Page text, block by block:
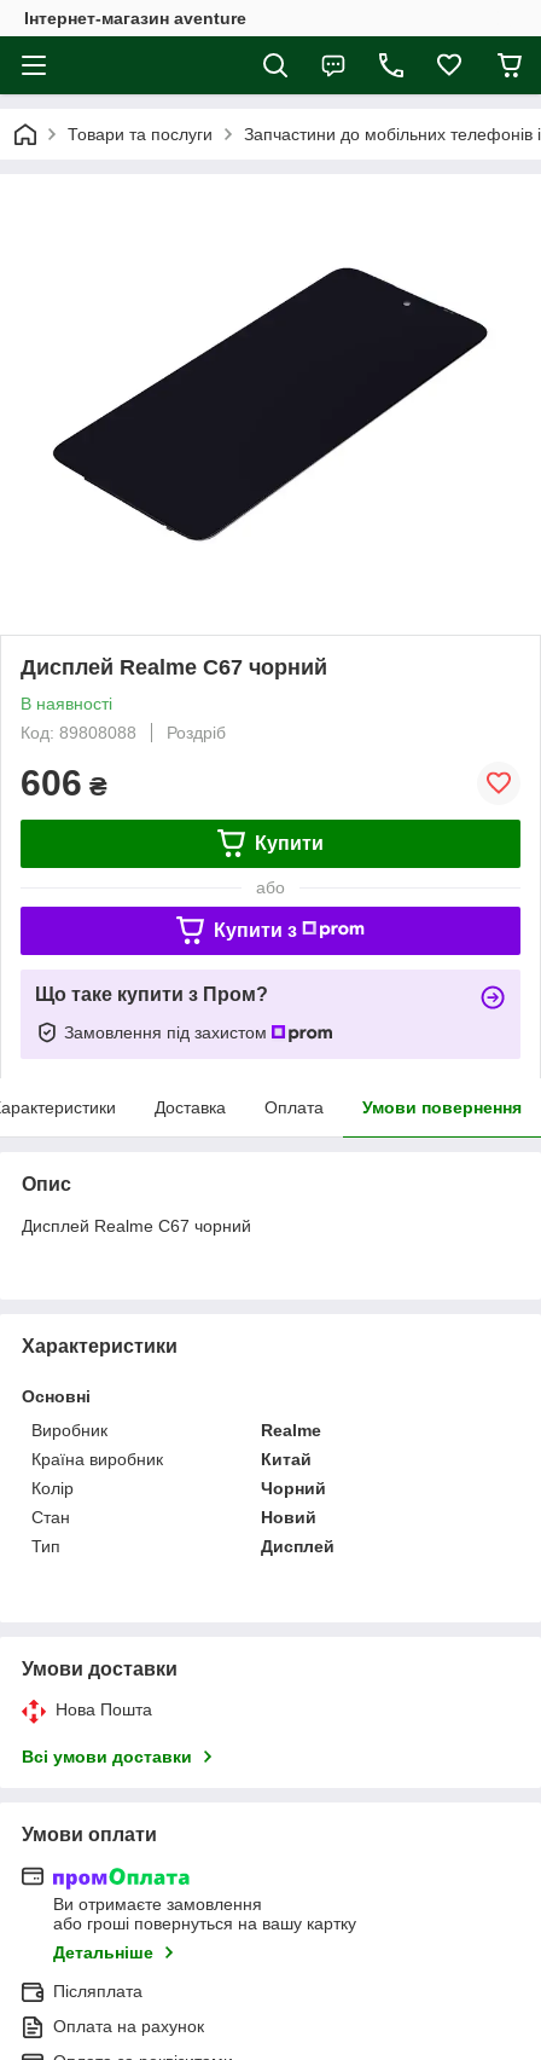
Інтернет-магазин aventure
Товари та послуги Запчастини до мобільних телефонів
Дисплей Realme C67 чорний
В наявності
Код: 89808088
Роздріб
606 ₴
Купити
або
Купити з
Що таке купити з Пром?
Замовлення під захистом
Доставка Оплата Умови повернення
Опис
Дисплей Realme C67 чорний
Характеристики
Основні
Виробник
Realme
Країна виробник
Китай
Колір
Чорний
Стан
Новий
Тип
Дисплей
Умови доставки
Нова Пошта
Всі умови доставки
Умови оплати
Ви отримаєте замовлення
або гроші повернуться на вашу картку
Детальніше
Післяплата
Оплата на рахунок